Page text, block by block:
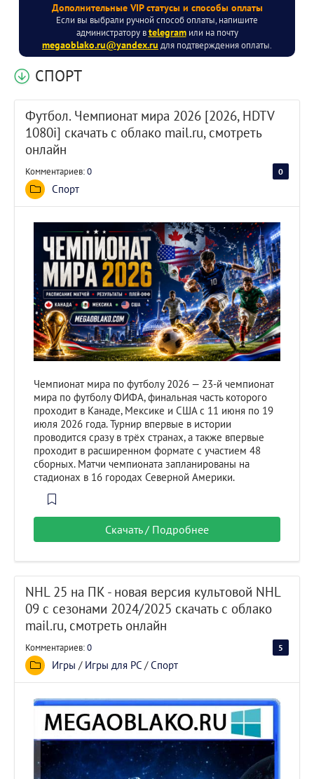
Дополнительные VIP статусы и способы оплаты
Если вы выбрали ручной способ оплаты, напишите
администратору вtelegramили на почту
megaoblako.ru@yandex.ru для подтверждения оплаты.
СПОРТ
Футбол. Чемпионат мира 2026 [2026, HDTV
1080i] скачать с облако mail.ru, смотреть
онлайн
Комментариев:0 0
Спорт
Чемпионат мира по футболу 2026 — 23-й чемпионат
мира по футболу ФИФА, финальная часть которого
проходит в Канаде, Мексике и США с 11 июня по 19
июля 2026 года. Турнир впервые в истории
проводится сразу в трёх странах, а также впервые
проходит в расширенном формате с участием 48
сборных. Матчи чемпионата запланированы на
стадионах в 16 городах Северной Америки.
Скачать / Подробнее
NHL 25 на ПК - новая версия культовой NHL
09 с сезонами 2024/2025 скачать с облако
mail.ru, смотреть онлайн
Комментариев:0 5
Игры / Игры для PC /Спорт